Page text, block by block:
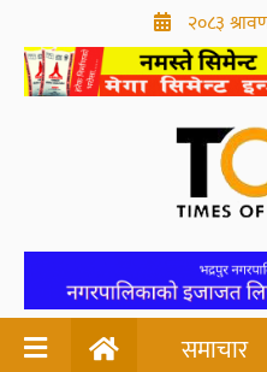
२०८३
समाचार